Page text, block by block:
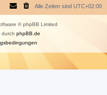
Alle Zeiten sind UTC+02:00
© phpBB Limited
durch phpBB.de